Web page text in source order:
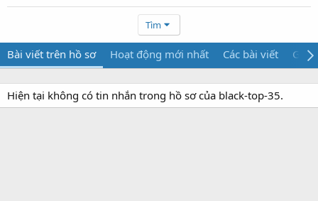
Tìm
Bài viết trên hồ sơ Hoạt động mới nhất Các bài viết Giới
Hiện tại không có tin nhắn trong hồ sơ của black-top-35.